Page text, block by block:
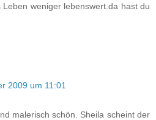
weniger lebenswert.da hast du
2009 um 11:01
malerisch schön. Sheila scheint der